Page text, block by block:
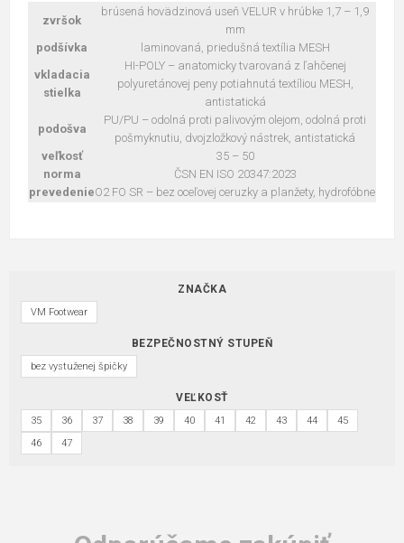
zvršok
brúsená hovädzinová useň VELUR v hrúbke 1,7 – 1,9
mm
podšívka
laminovaná, priedušná textília MESH
vkladacia
stielka
HI-POLY – anatomicky tvarovaná z ľahčenej
polyuretánovej peny potiahnutá textíliou MESH,
antistatická
podošva
PU/PU – odolná proti palivovým olejom, odolná proti
pošmyknutiu, dvojzložkový nástrek, antistatická
veľkosť
35 – 50
norma
ČSN EN ISO 20347:2023
prevedenieO2 FO SR – bez oceľovej ceruzky a planžety, hydrofóbne
ZNAČKA
VM Footwear
BEZPEČNOSTNÝ STUPEŇ
bez vystuženej špičky
VEĽKOSŤ
35 36 37 38 39 40 41 42 43 44
45
46
47